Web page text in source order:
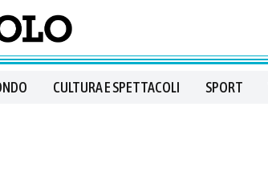
CULTURA E SPETTACOLI SPORT